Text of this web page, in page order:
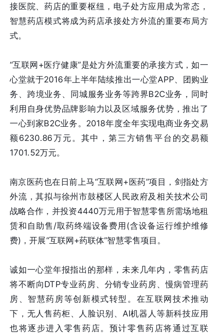
接医院、药店的重要枢纽，电子处方应用成为常态，
智慧药店模式将成为药店承接处方外流的重要布局方
式。
“互联网+医疗健康”是处方外流重要的承接方式，如一
心堂就于2016年上半年陆续推出一心堂APP、团购业
务、跨境业务、同城服务业务等跨界B2C业务，同时
利用自身优势品牌影响力以及区域服务优势，推出了
一心到家B2C业务。2018年度全年实现电商业务交易
额6230.86万元。其中，第三方销售平台的交易额
1701.52万元。
南京医药也在日前上马“互联网+医药”项目，剑指处方
外流，其拟与徐州市鼓楼区人民政府及相关技术公司
战略合作，并投资4440万元用于智慧零售所需场地租
赁和自助售/取药终端设备费用(含设备运行维护维修
费)，开展“互联网+药联体”智慧零售项目。
诚如一心堂年报指出的那样，未来几年内，零售药店
将不断向DTP专业药房、分销专业药房、慢病管理药
房、智慧药房等创新模式转型。在互联网技术推动
下，无人售药柜、人脸识别、AI机器人等新科技应用
也将逐步进入零售药店。预计零售药店将通过互联